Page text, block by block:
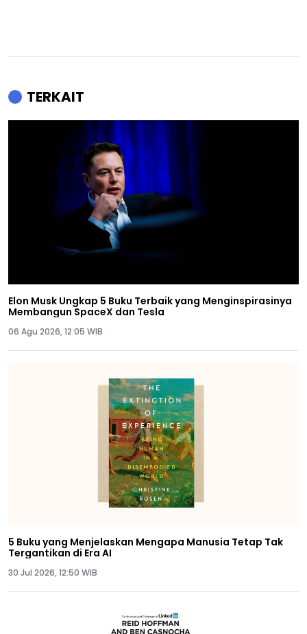
TERKAIT
Elon Musk Ungkap 5 Buku Terbaik yang Menginspirasinya
Membangun SpaceX dan Tesla
06 Agu 2026, 12:05 WIB
5 Buku yang Menjelaskan Mengapa Manusia Tetap Tak
Tergantikan di Era AI
30 Jul 2026, 12:50 WIB